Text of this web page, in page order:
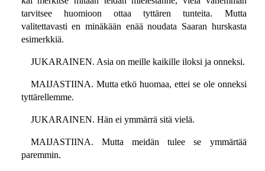
tarvitsee huomioon ottaa tyttären tunteita. Mutta
valitettavasti en minäkään enää noudata Saaran hurskasta
esimerkkiä.
JUKARAINEN. Asia on meille kaikille iloksi ja onneksi.
MAIJASTIINA. Mutta etkö huomaa, ettei se ole onneksi
tyttärellemme.
JUKARAINEN. Hän ei ymmärrä sitä vielä.
MAIJASTIINA. Mutta meidän tulee se ymmärtää
paremmin.